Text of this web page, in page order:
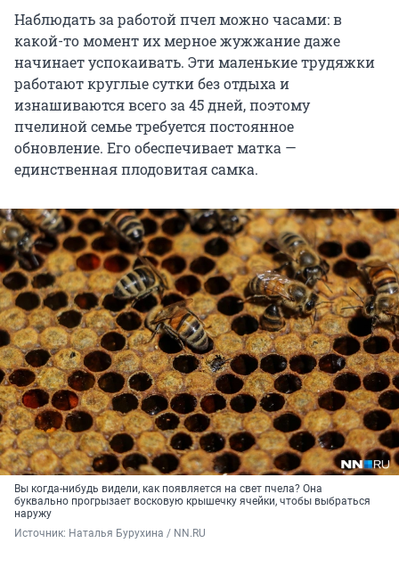
Наблюдать за работой пчел можно часами: в
какой-то момент их мерное жужжание даже
начинает успокаивать. Эти маленькие трудяжки
работают круглые сутки без отдыха и
изнашиваются всего за 45 дней, поэтому
пчелиной семье требуется постоянное
обновление. Его обеспечивает матка —
единственная плодовитая самка.
Вы когда-нибудь видели, как появляется на свет пчела? Она
буквально прогрызает восковую крышечку ячейки, чтобы выбраться
наружу
Источник: Наталья Бурухина / NN.RU